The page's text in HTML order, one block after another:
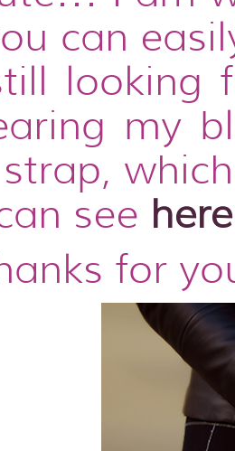
can
looking
my
see here
for